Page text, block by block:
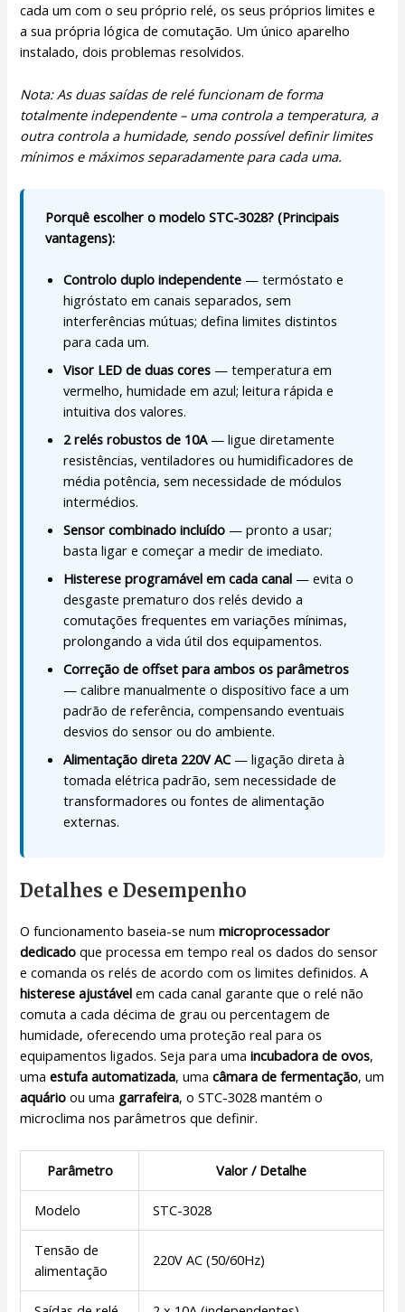
cada um com o seu próprio relé, os seus próprios limites e
a sua própria lógica de comutação. Um único aparelho
instalado, dois problemas resolvidos.
Nota: As duas saídas de relé funcionam de forma
totalmente independente – uma controla a temperatura, a
outra controla a humidade, sendo possível definir limites
mínimos e máximos separadamente para cada uma.
Porquê escolher o modelo STC-3028? (Principais
vantagens):
Controlo duplo independente — termóstato e
higróstato em canais separados, sem
interferências mútuas; defina limites distintos
para cada um.
Visor LED de duas cores — temperatura em
vermelho, humidade em azul; leitura rápida e
intuitiva dos valores.
2 relés robustos de 10A— ligue diretamente
resistências, ventiladores ou humidificadores de
média potência, sem necessidade de módulos
intermédios.
Sensor combinado incluído — pronto a usar;
basta ligar e começar a medir de imediato.
Histerese programável em cada canal — evita o
desgaste prematuro dos relés devido a
comutações frequentes em variações mínimas,
prolongando a vida útil dos equipamentos.
Correção de offset para ambos os parâmetros
— calibre manualmente o dispositivo face a um
padrão de referência, compensando eventuais
desvios do sensor ou do ambiente.
Alimentação direta 220V AC— ligação direta à
tomada elétrica padrão, sem necessidade de
transformadores ou fontes de alimentação
externas.
Detalhes e Desempenho
O funcionamento baseia-se nummicroprocessador
dedicado que processa em tempo real os dados do sensor
e comanda os relés de acordo com os limites definidos. A
histerese ajustável em cada canal garante que o relé não
comuta a cada décima de grau ou percentagem de
humidade, oferecendo uma proteção real para os
equipamentos ligados. Seja para umaincubadora de ovos,
umaestufa automatizada, umacâmara de fermentação, um
aquário ou uma garrafeira, o STC-3028 mantém o
microclima nos parâmetros que definir.
Parâmetro Valor / Detalhe
Modelo STC-3028
Tensão de
alimentação
220V AC (50/60Hz)